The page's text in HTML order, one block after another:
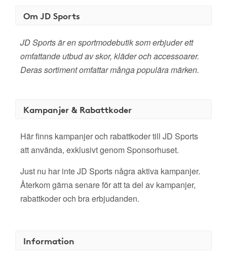
Om JD Sports
JD Sports är en sportmodebutik som erbjuder ett
omfattande utbud av skor, kläder och accessoarer.
Deras sortiment omfattar många populära märken.
Kampanjer & Rabattkoder
Här finns kampanjer och rabattkoder till JD Sports
att använda, exklusivt genom Sponsorhuset.
Just nu har inte JD Sports några aktiva kampanjer.
Återkom gärna senare för att ta del av kampanjer,
rabattkoder och bra erbjudanden.
Information